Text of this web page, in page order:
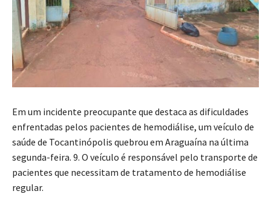
Em um incidente preocupante que destaca as dificuldades
enfrentadas pelos pacientes de hemodiálise, um veículo de
saúde de Tocantinópolis quebrou em Araguaína na última
segunda-feira. 9. O veículo é responsável pelo transporte de
pacientes que necessitam de tratamento de hemodiálise
regular.